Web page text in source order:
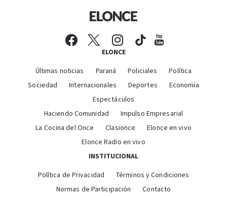
ELONCE
Últimas noticias Paraná Policiales
Política
Sociedad
Internacionales Deportes
Economía
Espectáculos
Haciendo Comunidad
Impulso Empresarial
La Cocina del Once
Clasionce
Elonce en vivo
Elonce Radio en vivo
INSTITUCIONAL
Política de Privacidad
Términos y Condiciones
Normas de Participación
Contacto